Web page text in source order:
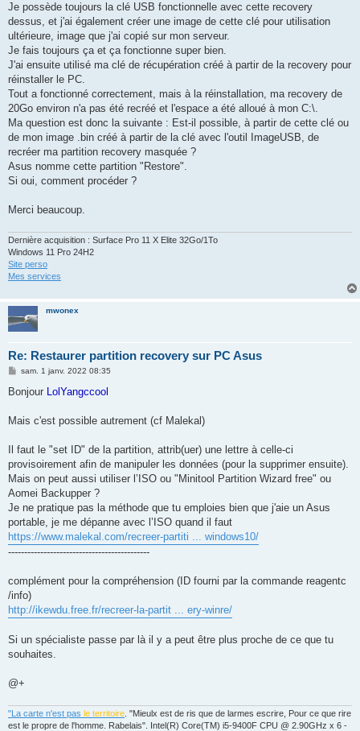
Je possède toujours la clé USB fonctionnelle avec cette recovery
dessus, et j'ai également créer une image de cette clé pour utilisation
ultérieure, image que j'ai copié sur mon serveur.
Je fais toujours ça et ça fonctionne super bien.
J'ai ensuite utilisé ma clé de récupération créé à partir de la recovery pour
réinstaller le PC.
Tout a fonctionné correctement, mais à la réinstallation, ma recovery de
20Go environ n'a pas été recréé et l'espace a été alloué à mon C:\.
Ma question est donc la suivante : Est-il possible, à partir de cette clé ou
de mon image .bin créé à partir de la clé avec l'outil ImageUSB, de
recréer ma partition recovery masquée ?
Asus nomme cette partition "Restore".
Si oui, comment procéder ?
Merci beaucoup.
Dernière acquisition : Surface Pro 11 X Elite 32Go/1To
Windows 11 Pro 24H2
Site perso
Mes services
mwonex
Re: Restaurer partition recovery sur PC Asus
M
s
g
sam. 1 janv. 2022 08:35
Bonjour LolYangccool
Mais c'est possible autrement (cf Malekal)
Il faut le "set ID" de la partition, attrib(uer) une lettre à celle-ci
provisoirement afin de manipuler les données (pour la supprimer ensuite).
Mais on peut aussi utiliser l’ISO ou "Minitool Partition Wizard free" ou
Aomei Backupper ?
Je ne pratique pas la méthode que tu emploies bien que j'aie un Asus
portable, je me dépanne avec l’ISO quand il faut
https://www.malekal.com/recreer-partiti ... windows10/
--------------------------------------------
complément pour la compréhension (ID fourni par la commande reagentc
/info)
http://ikewdu.free.fr/recreer-la-partit ... ery-winre/
Si un spécialiste passe par là il y a peut être plus proche de ce que tu
souhaites.
@+
"La carte n'est pas le territoire . "Mieulx est de ris que de larmes escrire, Pour ce que rire
est le propre de l'homme. Rabelais". Intel(R) Core(TM) i5-9400F CPU @ 2.90GHz x 6 -